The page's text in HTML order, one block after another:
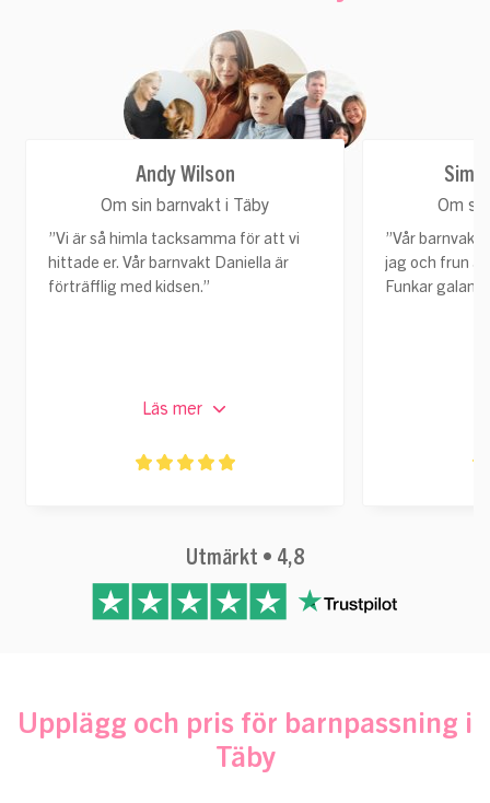
Andy Wilson
Om sin barnvakt i Täby
”Vi är så himla tacksamma för att vi
hittade er. Vår barnvakt Daniella är
förträfflig med kidsen.”
Läs mer
Om
”Vår barnvakt
jag och frun är
Funkar
Utmärkt • 4,8
Upplägg och pris för barnpassning i
Täby